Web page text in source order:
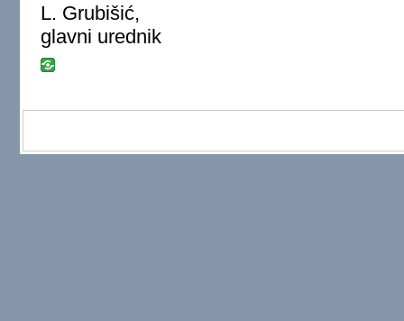
L. Grubišić,
glavni urednik